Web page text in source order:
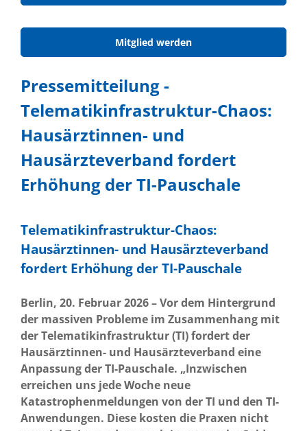
Mitglied werden
Pressemitteilung -
Telematikinfrastruktur-Chaos:
Hausärztinnen- und
Hausärzteverband fordert
Erhöhung der TI-Pauschale
Telematikinfrastruktur-Chaos:
Hausärztinnen- und Hausärzteverband
fordert Erhöhung der TI-Pauschale
Berlin, 20. Februar 2026 – Vor dem Hintergrund
der massiven Probleme im Zusammenhang mit
der Telematikinfrastruktur (TI) fordert der
Hausärztinnen- und Hausärzteverband eine
Anpassung der TI-Pauschale. „Inzwischen
erreichen uns jede Woche neue
Katastrophenmeldungen von der TI und den TI-
Anwendungen. Diese kosten die Praxen nicht